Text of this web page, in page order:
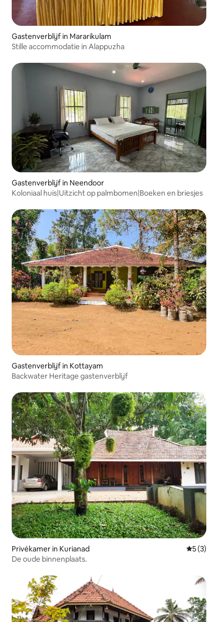
Gastenverblijf in Mararikulam
Stille accommodatie in Alappuzha
Gastenverblijf in Neendoor
Koloniaal huis|Uitzicht op palmbomen|Boeken en briesjes
Gastenverblijf in Kottayam
Backwater Heritage gastenverblijf
Privékamer in Kurianad
5 (3)
De oude binnenplaats.